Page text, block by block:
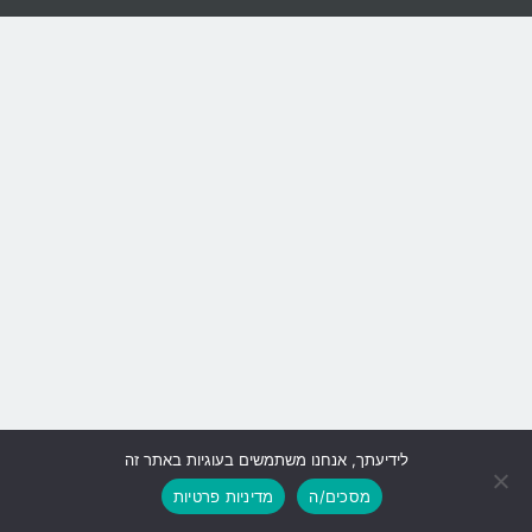
גלילה
לראש
לידיעתך, אנחנו משתמשים בעוגיות באתר זה
מסכים/ה
מדיניות פרטיות